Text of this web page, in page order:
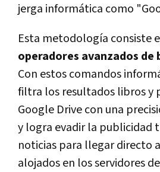
jerga informática como
Esta metodología consiste
operadores avanzados de
Con estos comandos
filtra los resultados libros y
Google Drive con una
y logra evadir la publicidad
noticias para llegar directo
alojados en los servidores